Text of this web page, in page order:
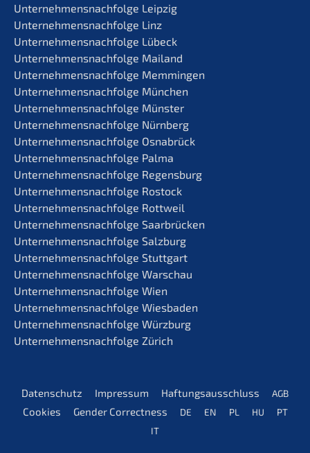
Unternehmens­nachfolge Leipzig
Unternehmens­nachfolge Linz
Unternehmens­nachfolge Lübeck
Unternehmens­nachfolge Mailand
Unternehmens­nachfolge Memmingen
Unternehmens­nachfolge München
Unternehmens­nachfolge Münster
Unternehmens­nachfolge Nürnberg
Unternehmens­nachfolge Osnabrück
Unternehmens­nachfolge Palma
Unternehmens­nachfolge Regensburg
Unternehmens­nachfolge Rostock
Unternehmens­nachfolge Rottweil
Unternehmens­nachfolge Saarbrücken
Unternehmens­nachfolge Salzburg
Unternehmens­nachfolge Stuttgart
Unternehmens­nachfolge Warschau
Unternehmens­nachfolge Wien
Unternehmens­nachfolge Wiesbaden
Unternehmens­nachfolge Würzburg
Unternehmens­nachfolge Zürich
Daten­schutz Impres­sum Haftungs­aus­schluss AGB
Cookies Gender Correct­ness DE EN PL HU
PT
IT